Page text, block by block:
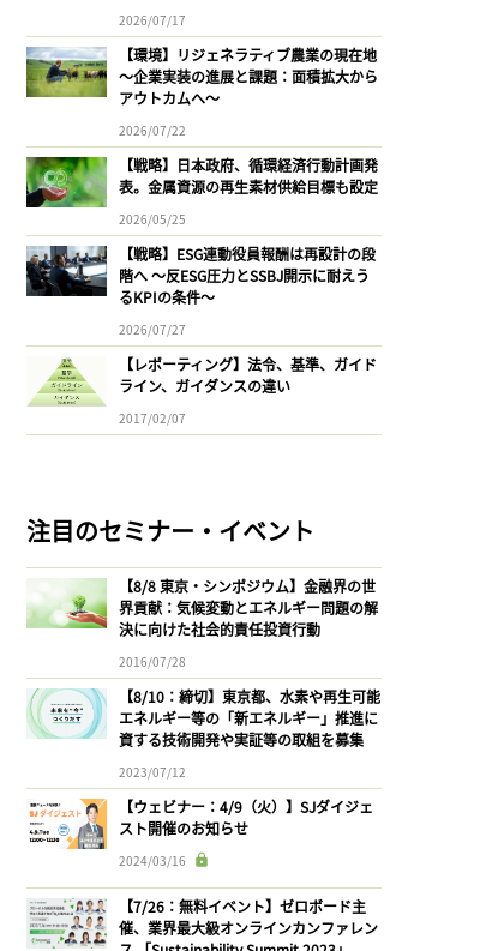
2026/07/17
【環境】リジェネラティブ農業の現在地
〜企業実装の進展と課題：面積拡大から
アウトカムへ〜
2026/07/22
【戦略】日本政府、循環経済行動計画発
表。金属資源の再生素材供給目標も設定
2026/05/25
【戦略】ESG連動役員報酬は再設計の段
階へ 〜反ESG圧力とSSBJ開示に耐えう
るKPIの条件〜
2026/07/27
【レポーティング】法令、基準、ガイド
ライン、ガイダンスの違い
2017/02/07
注目のセミナー・イベント
【8/8 東京・シンポジウム】金融界の世
界貢献：気候変動とエネルギー問題の解
決に向けた社会的責任投資行動
2016/07/28
【8/10：締切】東京都、水素や再生可能
エネルギー等の「新エネルギー」推進に
資する技術開発や実証等の取組を募集
2023/07/12
【ウェビナー：4/9（火）】SJダイジェ
スト開催のお知らせ
2024/03/16
【7/26：無料イベント】ゼロボード主
催、業界最大級オンラインカンファレン